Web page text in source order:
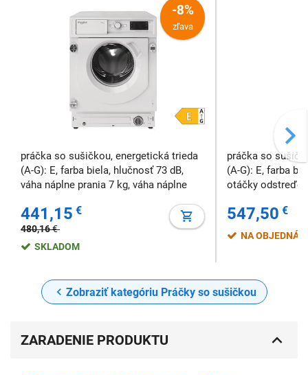
-8%
zľava
práčka so sušičkou, energetická trieda
(A-G): E, farba biela, hlučnosť 73 dB,
váha náplne prania 7 kg, váha náplne
1400 ot/min, spotreba vody pri celom
cykle prania a sušenia 66 l na cyklus
ECO
441,15 €
480,16€
SKLADOM
práčka so
(A-G): E, farba
otáčky
547,50 €
NA
Zobraziť kategóriu Práčky so sušičkou
ZARADENIE PRODUKTU